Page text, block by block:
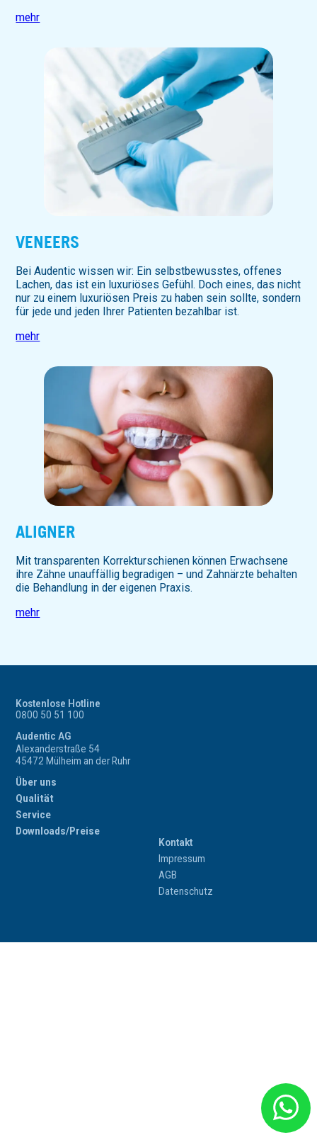
mehr
VENEERS
Bei Audentic wissen wir: Ein selbstbewusstes, offenes
Lachen, das ist ein luxuriöses Gefühl. Doch eines, das nicht
nur zu einem luxuriösen Preis zu haben sein sollte, sondern
für jede und jeden Ihrer Patienten bezahlbar ist.
mehr
ALIGNER
Mit transparenten Korrekturschienen können Erwachsene
ihre Zähne unauffällig begradigen – und Zahnärzte behalten
die Behandlung in der eigenen Praxis.
mehr
Kostenlose Hotline
0800 50 51 100
Audentic AG
Alexanderstraße 54
45472 Mülheim an der Ruhr
Über uns
Qualität
Service
Downloads/Preise
Kontakt
Impressum
AGB
Datenschutz